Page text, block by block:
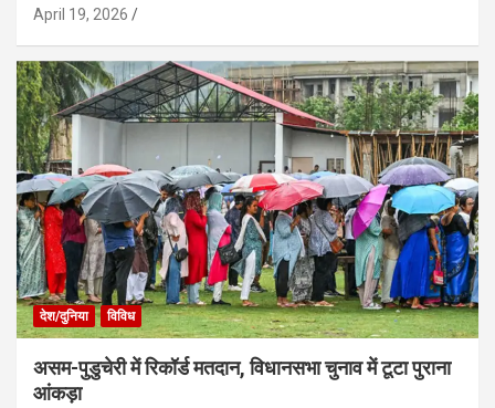
April 19, 2026
देश/दुनिया विविध
असम-पुडुचेरी में रिकॉर्ड मतदान, विधानसभा चुनाव में टूटा पुराना
आंकड़ा